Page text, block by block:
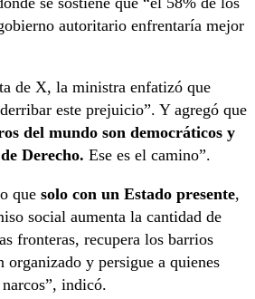
autoritario enfrentaría mejor
de X, la ministra enfatizó que
este prejuicio”. Y agregó que
del mundo son democráticos y
Derecho. Ese es el camino”.
que solo con un Estado presente,
social aumenta la cantidad de
fronteras, recupera los barrios
organizado y persigue a quienes
indicó.